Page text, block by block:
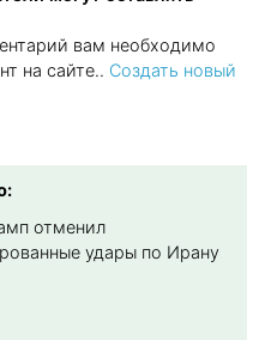
вам необходимо
на сайте.. Создать новый
отменил
удары по Ирану